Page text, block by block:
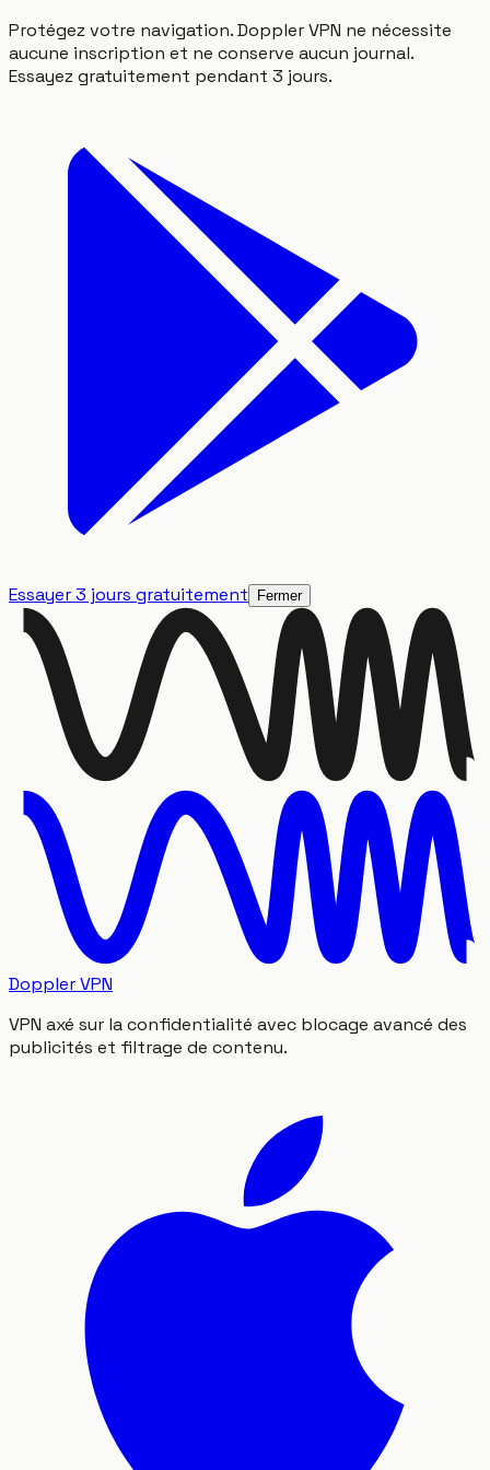
Protégez votre navigation. Doppler VPN ne nécessite
aucune inscription et ne conserve aucun journal.
Essayez gratuitement pendant 3 jours.
Essayer 3 jours gratuitement Fermer
Doppler VPN
VPN axé sur la confidentialité avec blocage avancé des
publicités et filtrage de contenu.